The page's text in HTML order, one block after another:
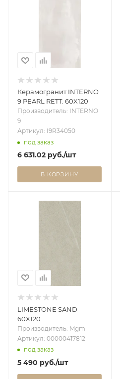
Керамогранит INTERNO
9 PEARL RETT. 60X120
Производитель: INTERNO
9
Артикул: I9R34050
под заказ
6 631.02 руб./шт
В КОРЗИНУ
LIMESTONE SAND
60X120
Производитель: Mgm
Артикул: 00000417812
под заказ
5 490 руб./шт